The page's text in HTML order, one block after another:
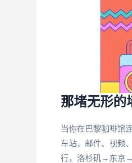
那堵无形的
当你在巴黎咖啡馆
车站，邮件、视频
行，洛杉矶→东京→